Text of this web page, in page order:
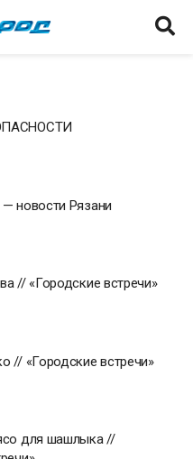
новости Рязани
// «Городские встречи»
// «Городские встречи»
для шашлыка //